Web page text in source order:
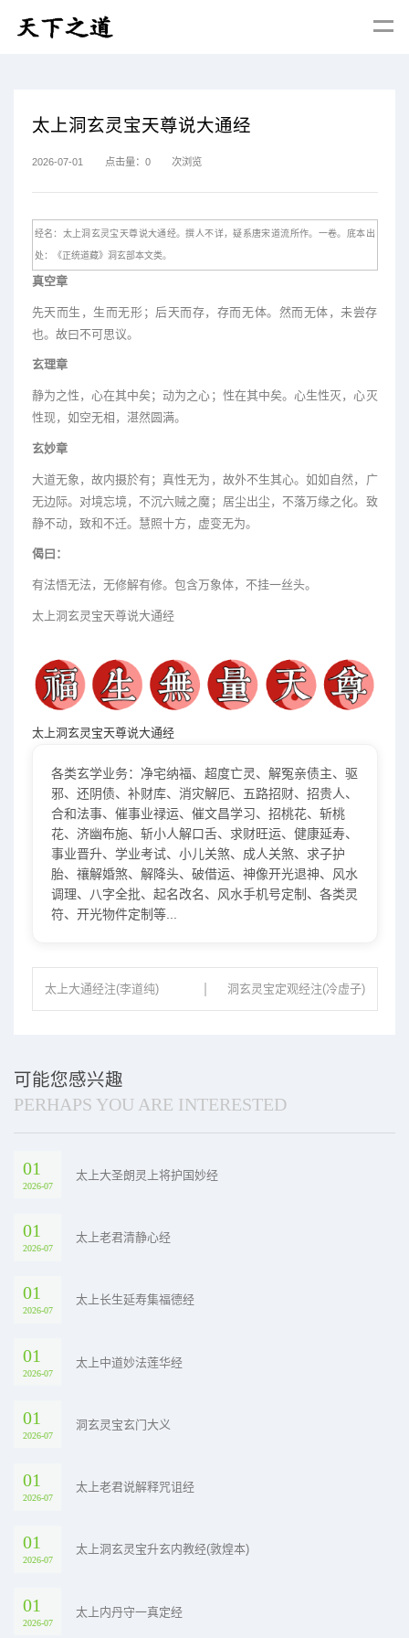
太上洞玄灵宝天尊说大通经
2026-07-01 点击量： 0 次浏览
经名：太上洞玄灵宝天尊说大通经。撰人不详，疑系唐宋道流所作。一卷。底本出
处：《正统道藏》洞玄部本文类。
真空章
先天而生，生而无形；后天而存，存而无体。然而无体，未尝存
也。故曰不可思议。
玄理章
静为之性，心在其中矣；动为之心；性在其中矣。心生性灭，心灭
性现，如空无相，湛然圆满。
玄妙章
大道无象，故内摄於有；真性无为，故外不生其心。如如自然，广
无边际。对境忘境，不沉六贼之魔；居尘出尘，不落万缘之化。致
静不动，致和不迁。慧照十方，虚变无为。
偈曰：
有法悟无法，无修解有修。包含万象体，不挂一丝头。
太上洞玄灵宝天尊说大通经
太上洞玄灵宝天尊说大通经
各类玄学业务：净宅纳福、超度亡灵、解冤亲债主、驱
邪、还阴债、补财库、消灾解厄、五路招财、招贵人、
合和法事、催事业禄运、催文昌学习、招桃花、斩桃
花、济幽布施、斩小人解口舌、求财旺运、健康延寿、
事业晋升、学业考试、小儿关煞、成人关煞、求子护
胎、禳解婚煞、解降头、破借运、神像开光退神、风水
调理、八字全批、起名改名、风水手机号定制、各类灵
符、开光物件定制等...
太上大通经注(李道纯) 洞玄灵宝定观经注(冷虚子)
可能您感兴趣
PERHAPS YOU ARE INTERESTED
01
2026-07
太上大圣朗灵上将护国妙经
01
2026-07
太上老君清静心经
01
2026-07
太上长生延寿集福德经
01
2026-07
太上中道妙法莲华经
01
2026-07
洞玄灵宝玄门大义
01
2026-07
太上老君说解释咒诅经
01
2026-07
太上洞玄灵宝升玄内教经(敦煌本)
01
2026-07
太上内丹守一真定经